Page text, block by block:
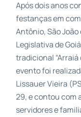
Após dois anos
festanças em
Antônio, São João
Legislativa de
tradicional “Arraiá
evento foi
Lissauer Vieira
29, e contou com
servidores e